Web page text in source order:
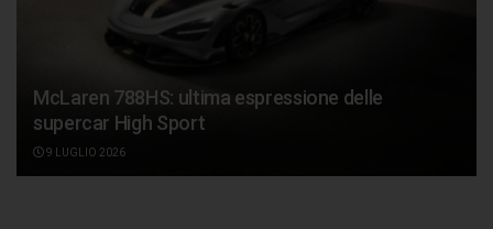
McLaren 788HS: ultima espressione delle
supercar High Sport
9 LUGLIO 2026